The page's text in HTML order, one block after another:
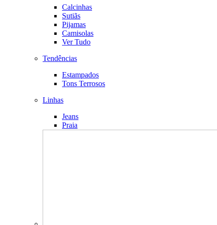
Calcinhas
Sutiãs
Pijamas
Camisolas
Ver Tudo
Tendências
Estampados
Tons Terrosos
Linhas
Jeans
Praia